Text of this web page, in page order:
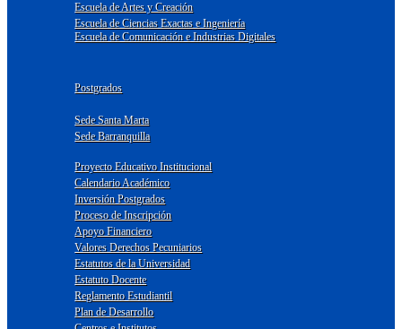
Escuela de Artes y Creación
Escuela de Ciencias Exactas e Ingeniería
Escuela de Comunicación e Industrias Digitales
Postgrados
Sede Santa Marta
Sede Barranquilla
Proyecto Educativo Institucional
Calendario Académico
Inversión Postgrados
Proceso de Inscripción
Apoyo Financiero
Valores Derechos Pecuniarios
Estatutos de la Universidad
Estatuto Docente
Reglamento Estudiantil
Plan de Desarrollo